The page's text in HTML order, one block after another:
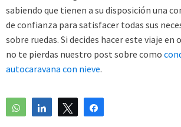
sabiendo que tienen a su disposición una
de confianza para satisfacer todas sus
sobre ruedas. Si decides hacer este viaje en
no te pierdas nuestro post sobre como
autocaravana con nieve.
WhatsAppCompartirTwittear